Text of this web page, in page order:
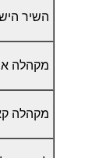
השיר
מקהלה
מקהלה